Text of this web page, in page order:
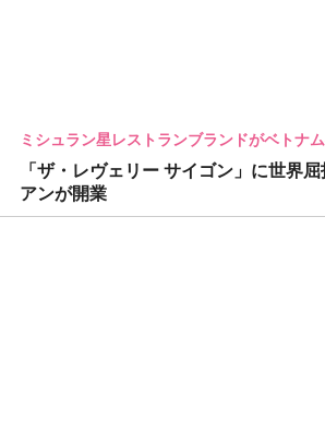
ミシュラン星レストランブランドがベトナ
「ザ・レヴェリー サイゴン」に世界
アンが開業